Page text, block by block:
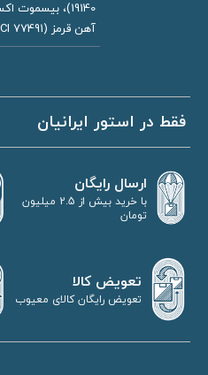
آهن قرمز (CI 77491)
فقط در استور ایرانیان
ارسال رایگان
با خرید بیش از 2.5 میلیون
تومان
تعویض کالا
تعویض رایگان کالای معیوب